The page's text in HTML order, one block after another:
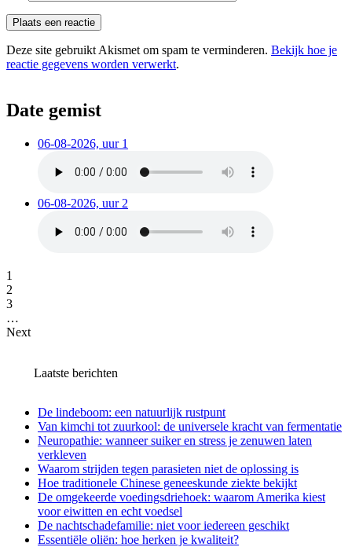
Deze site gebruikt Akismet om spam te verminderen. Bekijk hoe je
reactie gegevens worden verwerkt.
Date gemist
06-08-2026, uur 1
06-08-2026, uur 2
1
2
3
…
Next
Laatste berichten
De lindeboom: een natuurlijk rustpunt
Van kimchi tot zuurkool: de universele kracht van fermentatie
Neuropathie: wanneer suiker en stress je zenuwen laten
verkleven
Waarom strijden tegen parasieten niet de oplossing is
Hoe traditionele Chinese geneeskunde ziekte bekijkt
De omgekeerde voedingsdriehoek: waarom Amerika kiest
voor eiwitten en echt voedsel
De nachtschadefamilie: niet voor iedereen geschikt
Essentiële oliën: hoe herken je kwaliteit?